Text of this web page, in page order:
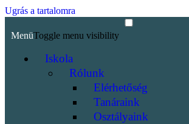
Ugrás a tartalomra
MenüToggle menu visibility
Iskola
Rólunk
Elérhetőség
Tanáraink
Osztályaink